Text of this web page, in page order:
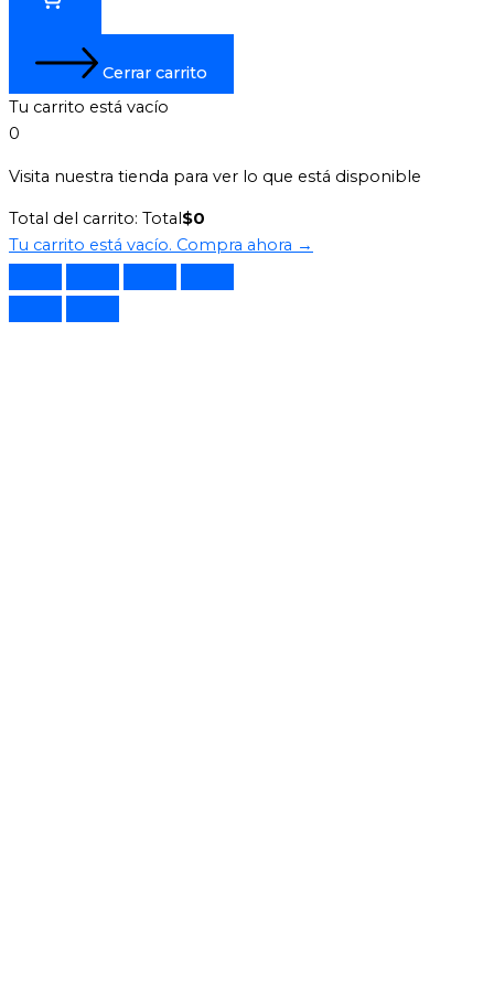
Cerrar carrito
Tu carrito está vacío
0
Visita nuestra tienda para ver lo que está disponible
Total del carrito: Total$0
Tu carrito está vacío. Compra ahora →